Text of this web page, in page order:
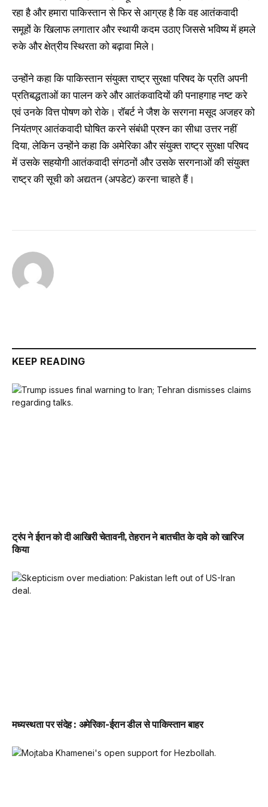
रहा है और हमारा पाकिस्तान से फिर से आग्रह है कि वह आतंकवादी
समूहों के खिलाफ लगातार और स्थायी कदम उठाए जिससे भविष्य में हमले
रुके और क्षेत्रीय स्थिरता को बढ़ावा मिले।
उन्होंने कहा कि पाकिस्तान संयुक्त राष्ट्र सुरक्षा परिषद के प्रति अपनी
प्रतिबद्धताओं का पालन करे और आतंकवादियों की पनाहगाह नष्ट करे
एवं उनके वित्त पोषण को रोके। रॉबर्ट ने जैश के सरगना मसूद अजहर को
नियंतण्र आतंकवादी घोषित करने संबंधी प्रश्न का सीधा उत्तर नहीं
दिया, लेकिन उन्होंने कहा कि अमेरिका और संयुक्त राष्ट्र सुरक्षा परिषद
में उसके सहयोगी आतंकवादी संगठनों और उसके सरगनाओं की संयुक्त
राष्ट्र की सूची को अद्यतन (अपडेट) करना चाहते हैं।
KEEP READING
ट्रंप ने ईरान को दी आखिरी चेतावनी, तेहरान ने बातचीत के दावे को खारिज
किया
मध्यस्थता पर संदेह : अमेरिका-ईरान डील से पाकिस्तान बाहर